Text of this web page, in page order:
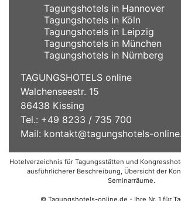
Tagungshotels in Hannover
Tagungshotels in Köln
Tagungshotels in Leipzig
Tagungshotels in München
Tagungshotels in Nürnberg
TAGUNGSHOTELS online
Walchenseestr. 15
86438 Kissing
Tel.: +49 8233 / 735 700
Mail: kontakt@tagungshotels-
Hotelverzeichnis für Tagungsstätten und
ausführlicherer Beschreibung, Übersicht der
Seminarräume.